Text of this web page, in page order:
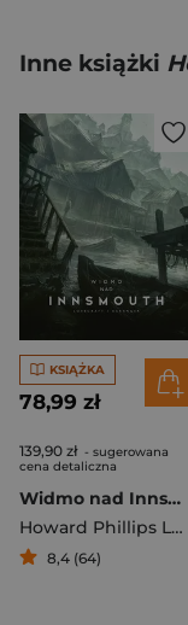
Inne książki
KSIĄŻKA
78,99 zł
139,90 zł - sugerowana
cena detaliczna
Widmo nad Innsmouth
Howard Phillips Lovecraft
8,4 (64)